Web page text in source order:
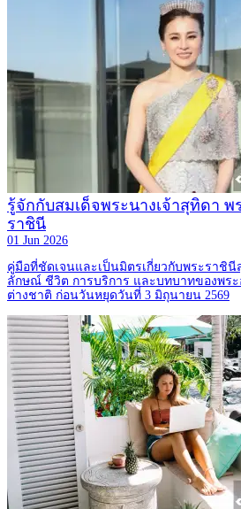
รู้จักกับสมเด็จพระนางเจ้าสุทิดา
ราชินี
01 Jun 2026
คู่มือที่ชัดเจนและเป็นมิตรเกี่ยวกับพระราชิ
ลักษณ์ ชีวิต การบริการ และบทบาทของพร
ต่างชาติ ก่อนวันหยุดวันที่ 3 มิถุนายน 2569